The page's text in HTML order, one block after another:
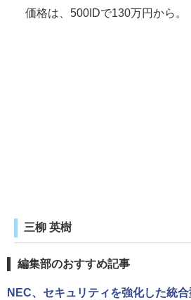
価格は、500IDで130万円から。
三柳 英樹
編集部のおすすめ記事
NEC、セキュリティを強化した統